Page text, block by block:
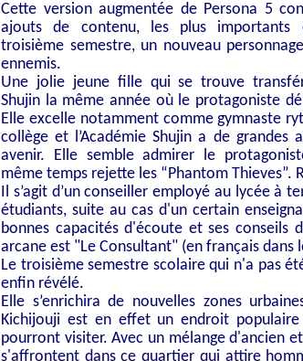
Cette version augmentée de Persona 5
ajouts de contenu, les plus importants
troisième semestre, un nouveau
ennemis.
Une jolie jeune fille qui se trouve
Shujin la même année où le protagoniste
Elle excelle notamment comme gymnaste
collège et l’Académie Shujin a de grandes
avenir. Elle semble admirer le
même temps rejette les “Phantom Thieves”.
Il s’agit d’un conseiller employé au lycée à
étudiants, suite au cas d'un certain
bonnes capacités d'écoute et ses conseils
arcane est "Le Consultant" (en français dans
Le troisième semestre scolaire qui n'a pas
enfin révélé.
Elle s’enrichira de nouvelles zones
Kichijouji est en effet un endroit
pourront visiter. Avec un mélange d'ancien
s'affrontent dans ce quartier qui attire